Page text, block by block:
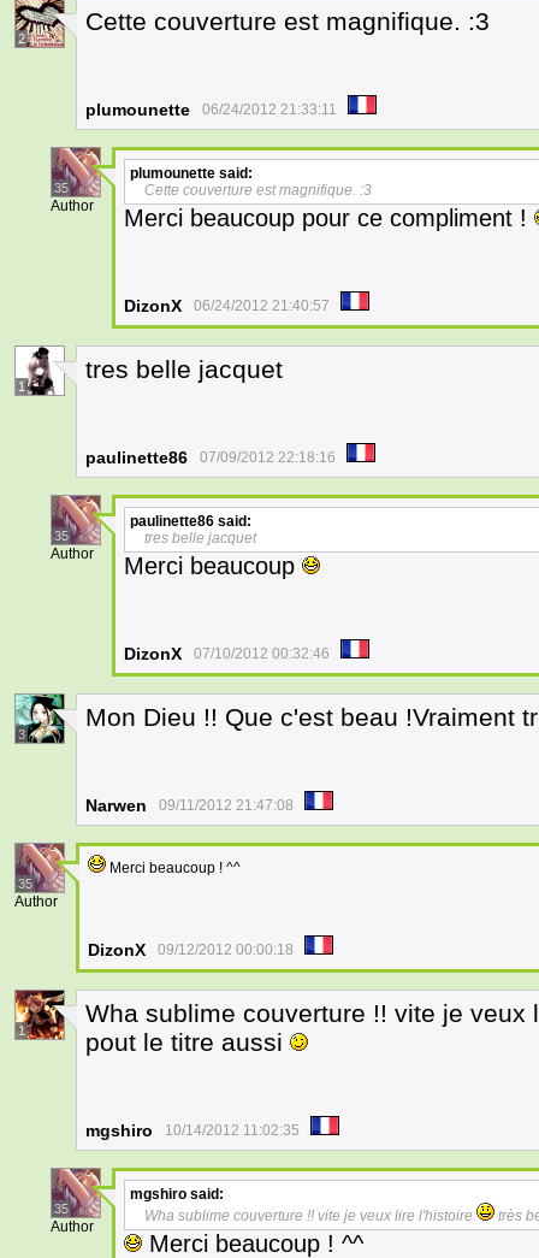
2
Cette couverture est magnifique. :3
plumounette 06/24/2012 21:33:11
35
Author
plumounette said:
Cette couverture est magnifique. :3
Merci beaucoup pour ce compliment !
DizonX 06/24/2012 21:40:57
1
tres belle jacquet
paulinette86 07/09/2012 22:18:16
35
Author
paulinette86 said:
tres belle jacquet
Merci beaucoup
DizonX 07/10/2012 00:32:46
3
Mon Dieu !! Que c'est beau !Vraiment
Narwen 09/11/2012 21:47:08
35
Author
Merci beaucoup ! ^^
DizonX 09/12/2012 00:00:18
1
Wha sublime couverture !! vite je
pout le titre aussi
mgshiro 10/14/2012 11:02:35
35
Author
mgshiro said:
Wha sublime couverture !! vite je veux lire l'histoire
très
Merci beaucoup ! ^^